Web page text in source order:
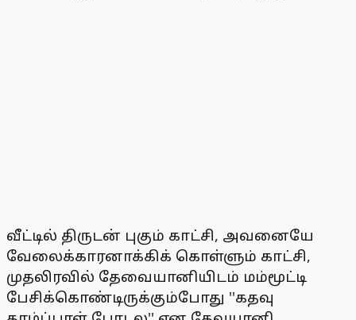
வீட்டில் திருடன் புகும் காட்சி, அவனையே
வேலைக்காரனாக்கிக் கொள்ளும் காட்சி,
முதலிரவில் தேவையானியிடம் மம்மூட்டி
பேசிக்கொண்டிருக்கும்போது ''கதவு